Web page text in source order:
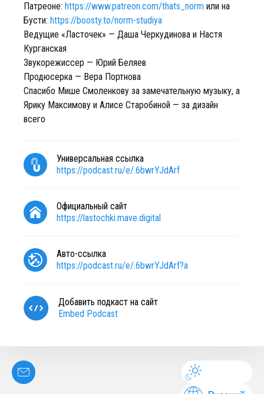
Патреоне: https://www.patreon.com/thats_norm или на
Бусти: https://boosty.to/norm-studiya
Ведущие «Ласточек» — Даша Черкудинова и Настя
Курганская
Звукорежиссер — Юрий Беляев
Продюсерка — Вера Портнова
Спасибо Мише Смоленкову за замечательную музыку, а
Ярику Максимову и Алисе Старобиной — за дизайн
всего
Универсальная ссылка
https://podcast.ru/e/.6bwrYJdArf
Официальный сайт
https://lastochki.mave.digital
Авто-ссылка
https://podcast.ru/e/.6bwrYJdArf?a
Добавить подкаст на сайт
Embed Podcast